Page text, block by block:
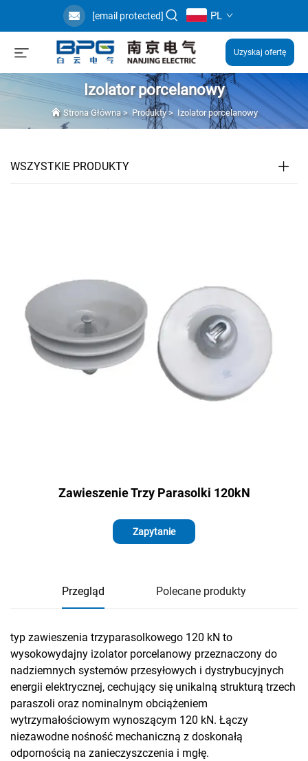
[email protected] PL
Uzyskaj ofertę
Izolator porcelanowy
Strona Główna> Produkty> Izolator porcelanowy
WSZYSTKIE PRODUKTY
Zawieszenie Trzy Parasolki 120kN
Zapytanie
Przegląd Polecane produkty
typ zawieszenia trzyparasolkowego 120 kN to
wysokowydajny izolator porcelanowy przeznaczony do
nadziemnych systemów przesyłowych i dystrybucyjnych
energii elektrycznej, cechujący się unikalną strukturą trzech
paraszoli oraz nominalnym obciążeniem
wytrzymałościowym wynoszącym 120 kN. Łączy
niezawodne nośność mechaniczną z doskonałą
odpornością na zanieczyszczenia i mgłę.